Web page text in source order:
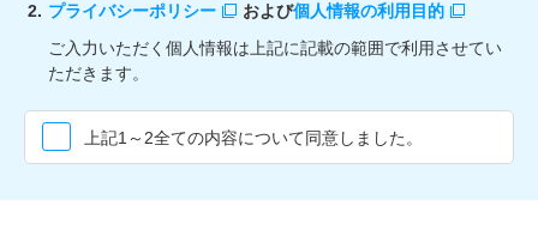
2. プライバシーポリシー および個人情報の利用目的
ご入力いただく個人情報は上記に記載の範囲で利用させてい
ただきます。
上記1～2全ての内容について同意しました。